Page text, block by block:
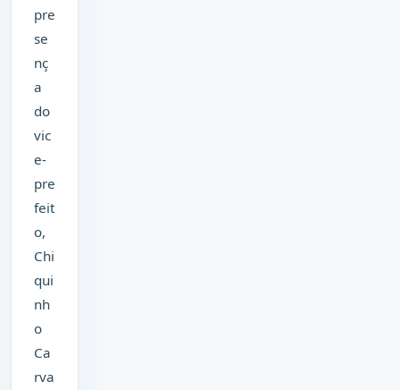
pre
se
nç
a
do
vic
e-
pre
feit
o,
Chi
qui
nh
o
Ca
rva